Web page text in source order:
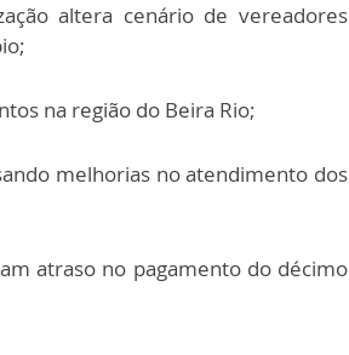
altera cenário de vereadores
na região do Beira Rio;
melhorias no atendimento dos
atraso no pagamento do décimo